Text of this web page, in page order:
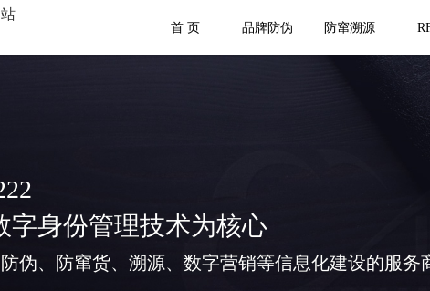
首 页
品牌防伪 防窜溯源
字身份管理技术为核心
伪、防窜货、溯源、数字营销等信息化建设的服务